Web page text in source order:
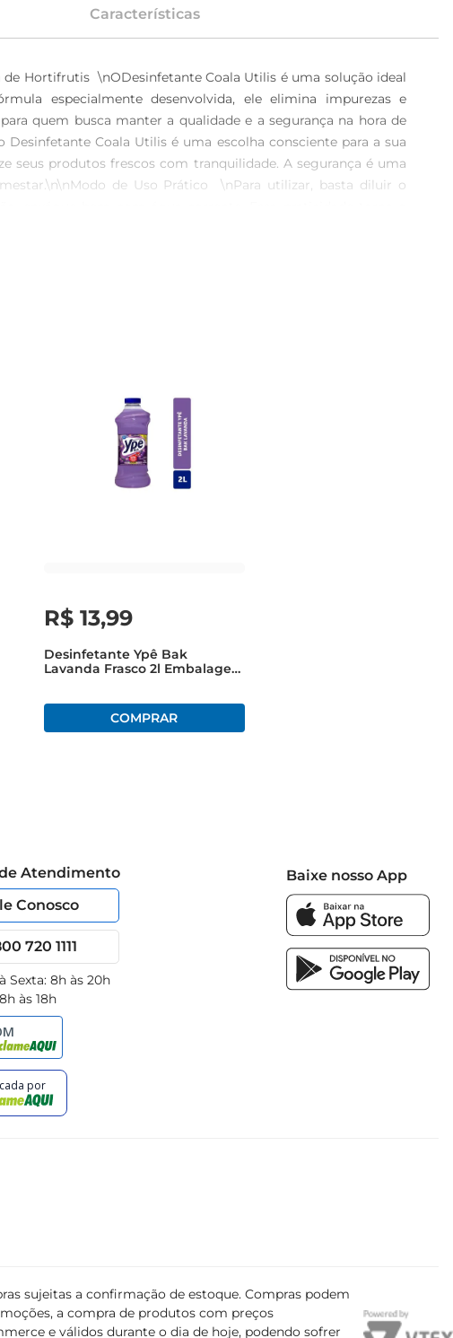
Características
Hortifrutis  \nODesinfetante Coala Utilis é uma solução ideal
especialmente desenvolvida, ele elimina impurezas e
quem busca manter a qualidade e a segurança na hora de
Coala Utilis é uma escolha consciente para a sua
seus produtos frescos com tranquilidade. A segurança é uma
de Uso Prático  \nPara utilizar, basta diluir o
que seus alimentos estejam sempre prontos para o
R$ 13,99
Desinfetante Ypê Bak
Lavanda Frasco 2l Embalagem
Atendimento
Conosco
720 1111
Sexta: 8h às 20h
às 18h
Baixe nosso App
sujeitas a confirmação de estoque. Compras podem
a compra de produtos com preços
e válidos durante o dia de hoje, podendo sofrer